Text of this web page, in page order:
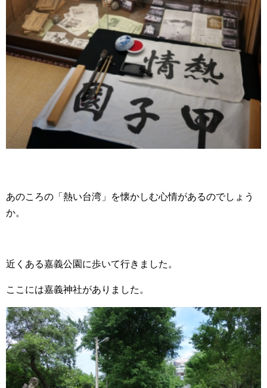
あのころの「熱い台湾」を懐かしむ心情があるのでしょう
か。
近くある嘉義公園に歩いて行きました。
ここには嘉義神社がありました。